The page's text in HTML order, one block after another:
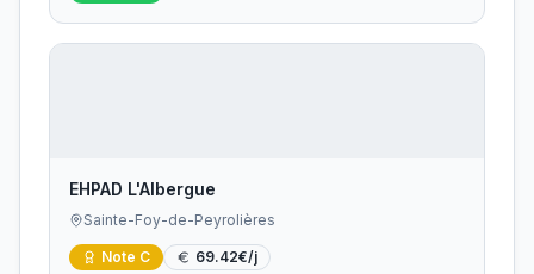
EHPAD L'Albergue
Sainte-Foy-de-Peyrolières
Note C 69.42€/j